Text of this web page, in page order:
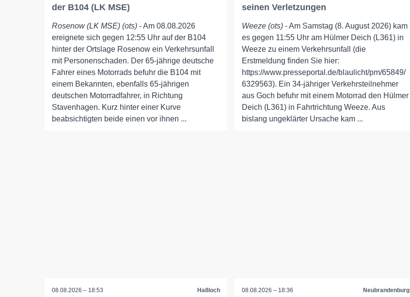
der B104 (LK MSE)
Rosenow (LK MSE) (ots) - Am 08.08.2026
ereignete sich gegen 12:55 Uhr auf der B104
hinter der Ortslage Rosenow ein Verkehrsunfall
mit Personenschaden. Der 65-jährige deutsche
Fahrer eines Motorrads befuhr die B104 mit
einem Bekannten, ebenfalls 65-jährigen
deutschen Motorradfahrer, in Richtung
Stavenhagen. Kurz hinter einer Kurve
beabsichtigten beide einen vor ihnen ...
seinen Verletzungen
Weeze (ots)- Am Samstag (8. August 2026) kam
es gegen 11:55 Uhr am Hülmer Deich (L361) in
Weeze zu einem Verkehrsunfall (die
Erstmeldung finden Sie hier:
https://www.presseportal.de/blaulicht/pm/65849/
6329563). Ein 34-jähriger Verkehrsteilnehmer
aus Goch befuhr mit einem Motorrad den Hülmer
Deich (L361) in Fahrtrichtung Weeze. Aus
bislang ungeklärter Ursache kam ...
08.08.2026 – 18:53 Haßloch 08.08.2026 – 18:36 Neubrandenburg